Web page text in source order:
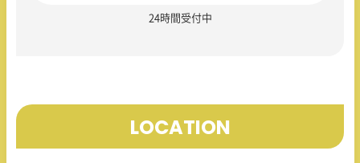
24時間受付中
LOCATION